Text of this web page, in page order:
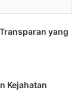
yang
Kejahatan